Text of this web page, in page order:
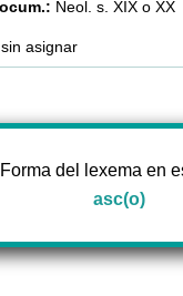
Neol. s. XIX o XX
sin asignar
Forma del lexema en
asc(o)